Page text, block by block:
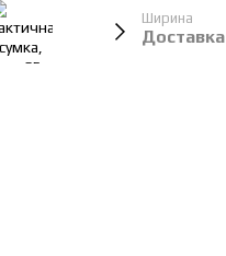
Ширина
Доставка